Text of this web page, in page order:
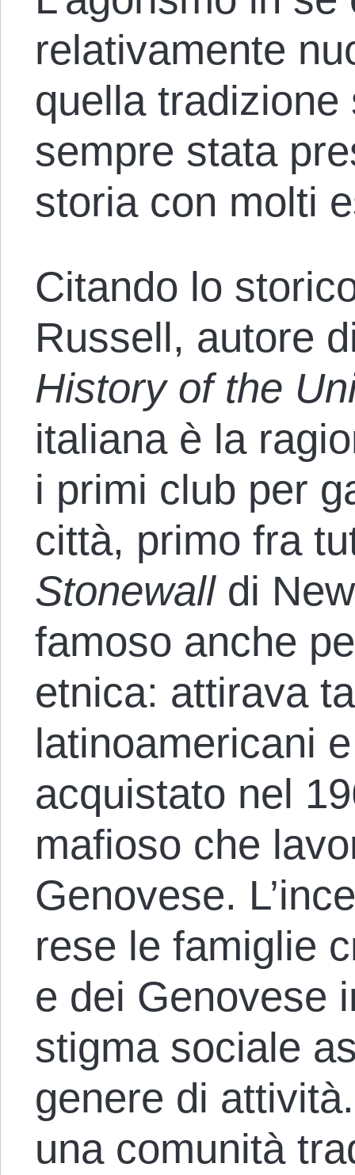
relativamente
quella
sempre stata
storia con molti
Citando lo
Russell, autore
History of the
italiana è la
i primi club per
città, primo fra
Stonewalldi
famoso anche
etnica: attirava
latinoamericani
acquistato nel
mafioso che
Genovese.
rese le famiglie
e dei Genovese
stigma sociale
genere di
una comunità